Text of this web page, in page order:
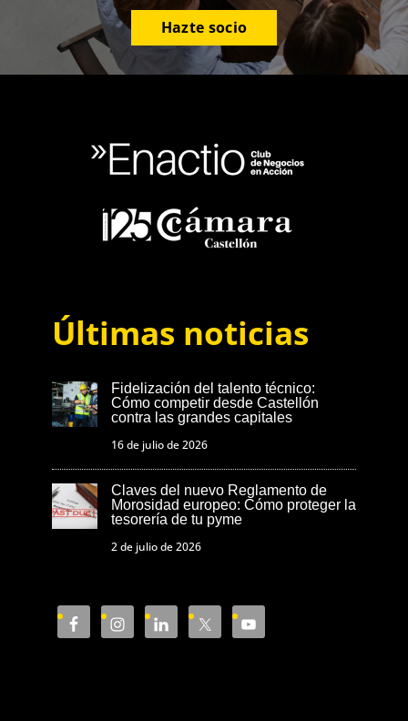
Hazte socio
Últimas noticias
Fidelización del talento técnico:
Cómo competir desde Castellón
contra las grandes capitales
16 de julio de 2026
Claves del nuevo Reglamento de
Morosidad europeo: Cómo proteger la
tesorería de tu pyme
2 de julio de 2026